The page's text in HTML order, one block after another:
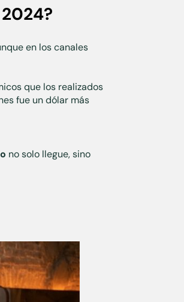
en los canales
que los realizados
fue un dólar más
no solo llegue, sino